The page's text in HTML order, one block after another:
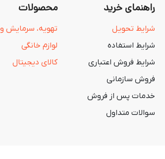
راهنمای خرید
شرایط تحویل
شرایط استفاده
شرایط فروش اعتباری
فروش سازمانی
خدمات پس از فروش
سوالات متداول
محصولات
تهویه، سرمایش
لوازم خانگی
کالای دیجیتال